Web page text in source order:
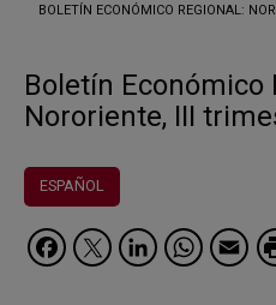
CURRENT:
BOLETÍN ECONÓMICO REGIONAL:
Boletín Económico
Nororiente, III
ESPAÑOL
Facebook
Twitter